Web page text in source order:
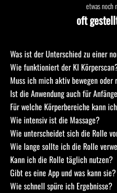
etwas noch
oft
Was ist der Unterschied zu einer
Wie funktioniert der KI
Muss ich mich aktiv bewegen oder
Ist die Anwendung auch für
Für welche Körperbereiche kann
Wie intensiv ist die Massage?
Wie unterscheidet sich die Rolle
Wie lange sollte ich die Rolle
Kann ich die Rolle täglich nutzen?
Gibt es eine App und was kann sie?
Wie schnell spüre ich Ergebnisse?